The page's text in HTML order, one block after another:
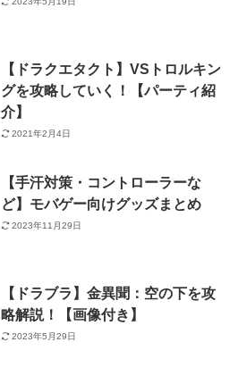
【ドラクエタクト】VSトロルキン
グを攻略していく！【パーティ紹
介】
2021年2月4日
【手汗対策・コントローラーな
ど】モバゲー向けグッズまとめ
2023年11月29日
【ドラブラ】金異聞：空の下を攻
略解説！【画像付き】
2023年5月29日